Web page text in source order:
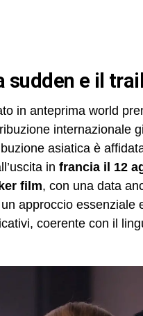
sudden e il
in anteprima world
internazionale
asiatica è
in francia il 12
film, con una data
approccio essenziale
coerente con il